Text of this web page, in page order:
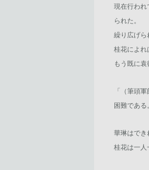
現在行われ
られた。
繰り広げら
桂花によれ
もう既に
「（筆頭
困難であ
華琳はでき
桂花は一人